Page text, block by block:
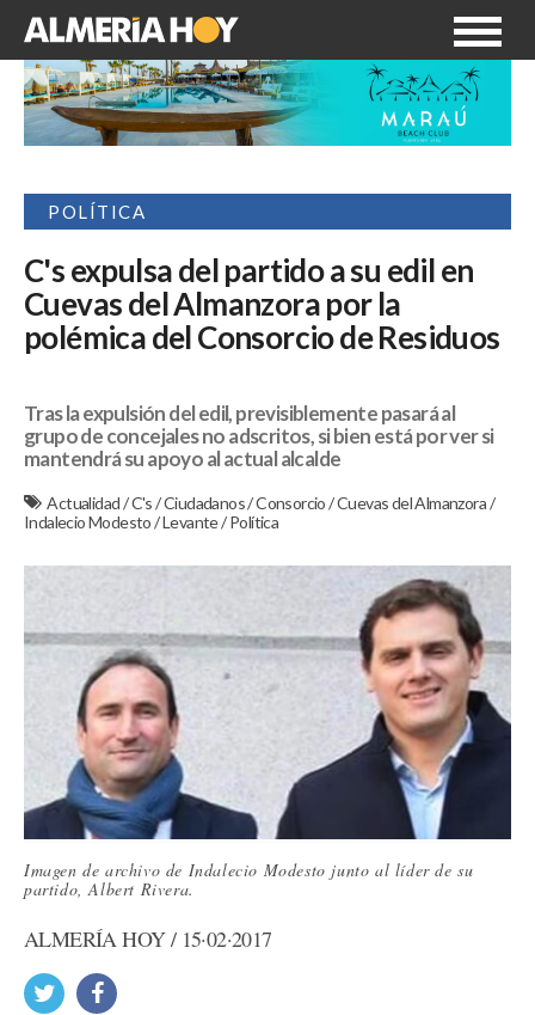
POLÍTICA
C's expulsa del partido a su edil en
Cuevas del Almanzora por la
polémica del Consorcio de Residuos
Tras la expulsión del edil, previsiblemente pasará al
grupo de concejales no adscritos, si bien está por ver si
mantendrá su apoyo al actual alcalde
Actualidad/C's/Ciudadanos/Consorcio/Cuevas del Almanzora/
Indalecio Modesto/Levante/Política
Imagen de archivo de Indalecio Modesto junto al líder de su
partido, Albert Rivera.
ALMERÍA HOY / 15·02·2017